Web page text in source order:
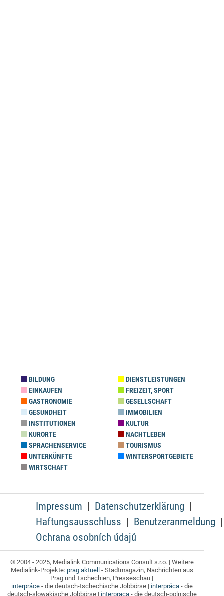
BILDUNG
DIENSTLEISTUNGEN
EINKAUFEN
FREIZEIT, SPORT
GASTRONOMIE
GESELLSCHAFT
GESUNDHEIT
IMMOBILIEN
INSTITUTIONEN
KULTUR
KURORTE
NACHTLEBEN
SPRACHENSERVICE
TOURISMUS
UNTERKÜNFTE
WINTERSPORTGEBIETE
WIRTSCHAFT
Impressum
Datenschutzerklärung
Haftungsausschluss
Benutzeranmeldung
Ochrana osobních údajů
© 2004 - 2025, Medialink Communications Consult s.r.o. | Weitere
Medialink-Projekte: prag aktuell - Stadtmagazin, Nachrichten aus
Prag und Tschechien, Presseschau |
interpráce- die deutsch-tschechische Jobbörse | interpráca- die
deutsch-slowakische Jobbörse | interpraca- die deutsch-polnische